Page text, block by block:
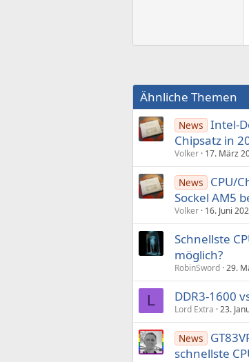
Ähnliche Themen
News Intel-
Chipsatz in
Volker 17. März
News
CPU/
Sockel AM5
Volker 16. Juni
Schnellste
möglich?
RobinSword 29.
L DDR3-1600
Lord Extra 23.
News
schnellste